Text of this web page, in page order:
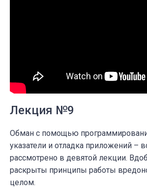
Лекция №9
Обман с помощью
указатели и отладка приложений –
рассмотрено в девятой лекции.
раскрыты принципы работы
целом.